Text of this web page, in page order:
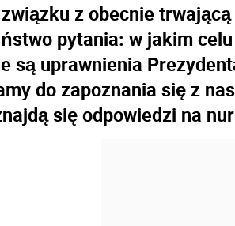
z obecnie
pytania: w jakim
są uprawnienia
do zapoznania się z
się odpowiedzi na